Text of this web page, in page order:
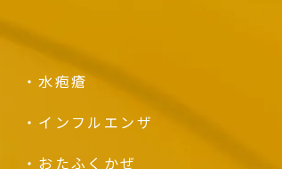
水疱瘡
インフルエンザ
おたふくかぜ